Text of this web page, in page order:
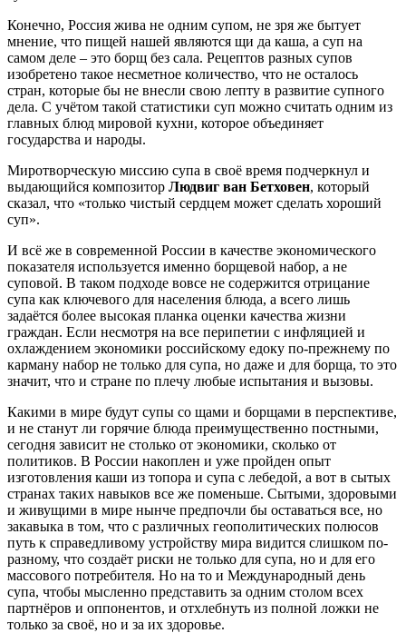
Конечно, Россия жива не одним супом, не зря же бытует
мнение, что пищей нашей являются щи да каша, а суп на
самом деле – это борщ без сала. Рецептов разных супов
изобретено такое несметное количество, что не осталось
стран, которые бы не внесли свою лепту в развитие супного
дела. С учётом такой статистики суп можно считать одним из
главных блюд мировой кухни, которое объединяет
государства и народы.
Миротворческую миссию супа в своё время подчеркнул и
выдающийся композитор Людвиг ван Бетховен, который
сказал, что «только чистый сердцем может сделать хороший
суп».
И всё же в современной России в качестве экономического
показателя используется именно борщевой набор, а не
суповой. В таком подходе вовсе не содержится отрицание
супа как ключевого для населения блюда, а всего лишь
задаётся более высокая планка оценки качества жизни
граждан. Если несмотря на все перипетии с инфляцией и
охлаждением экономики российскому едоку по-прежнему по
карману набор не только для супа, но даже и для борща, то это
значит, что и стране по плечу любые испытания и вызовы.
Какими в мире будут супы со щами и борщами в перспективе,
и не станут ли горячие блюда преимущественно постными,
сегодня зависит не столько от экономики, сколько от
политиков. В России накоплен и уже пройден опыт
изготовления каши из топора и супа с лебедой, а вот в сытых
странах таких навыков все же поменьше. Сытыми, здоровыми
и живущими в мире нынче предпочли бы оставаться все, но
закавыка в том, что с различных геополитических полюсов
путь к справедливому устройству мира видится слишком по-
разному, что создаёт риски не только для супа, но и для его
массового потребителя. Но на то и Международный день
супа, чтобы мысленно представить за одним столом всех
партнёров и оппонентов, и отхлебнуть из полной ложки не
только за своё, но и за их здоровье.